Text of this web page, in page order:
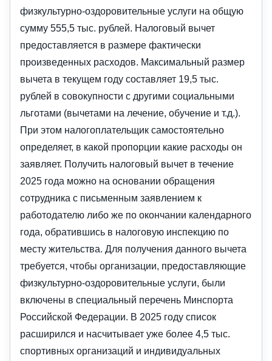
физкультурно-оздоровительные услуги на общую
сумму 555,5 тыс. рублей. Налоговый вычет
предоставляется в размере фактически
произведенных расходов. Максимальный размер
вычета в текущем году составляет 19,5 тыс.
рублей в совокупности с другими социальными
льготами (вычетами на лечение, обучение и т.д.).
При этом налогоплательщик самостоятельно
определяет, в какой пропорции какие расходы он
заявляет. Получить налоговый вычет в течение
2025 года можно на основании обращения
сотрудника с письменным заявлением к
работодателю либо же по окончании календарного
года, обратившись в налоговую инспекцию по
месту жительства. Для получения данного вычета
требуется, чтобы организации, предоставляющие
физкультурно-оздоровительные услуги, были
включены в специальный перечень Минспорта
Российской Федерации. В 2025 году список
расширился и насчитывает уже более 4,5 тыс.
спортивных организаций и индивидуальных